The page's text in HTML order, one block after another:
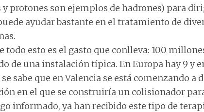
y protones son ejemplos de hadrones) para
ayudar bastante en el tratamiento de
todo esto es el gasto que conlleva: 100
de una instalación típica. En Europa hay 9 y
se sabe que en Valencia se está comenzando
en el que se construiría un colisionador
informado, ya han recibido este tipo de